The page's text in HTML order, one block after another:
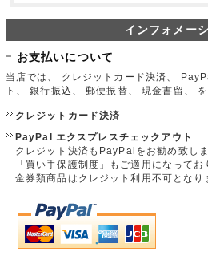
インフォメー
お支払いについて
当店では、 クレジットカード決済、
ト、 銀行振込、 郵便振替、 現金書留、
クレジットカード決済
PayPal エクスプレスチェックアウト
クレジット決済もPayPalをお勧め致しま
「買い手保護制度」もご適用になってお
金券類商品はクレジット利用不可となり